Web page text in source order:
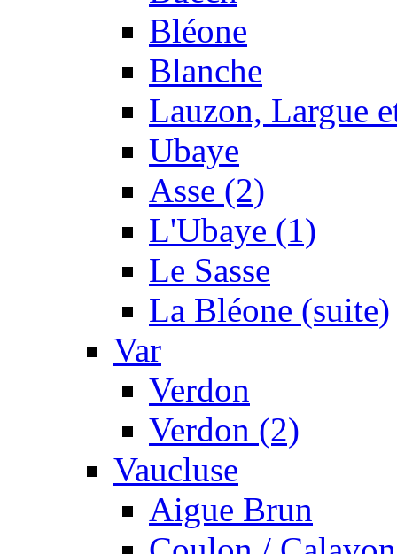
Bléone
Blanche
Lauzon, Largue
Ubaye
Asse (2)
L'Ubaye (1)
Le Sasse
La Bléone (suite)
Var
Verdon
Verdon (2)
Vaucluse
Aigue Brun